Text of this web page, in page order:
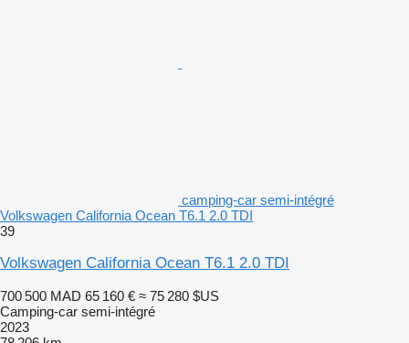
camping-car semi-intégré
Volkswagen California Ocean T6.1 2.0 TDI
39
Volkswagen California Ocean T6.1 2.0 TDI
700 500 MAD 65 160 € ≈ 75 280 $US
Camping-car semi-intégré
2023